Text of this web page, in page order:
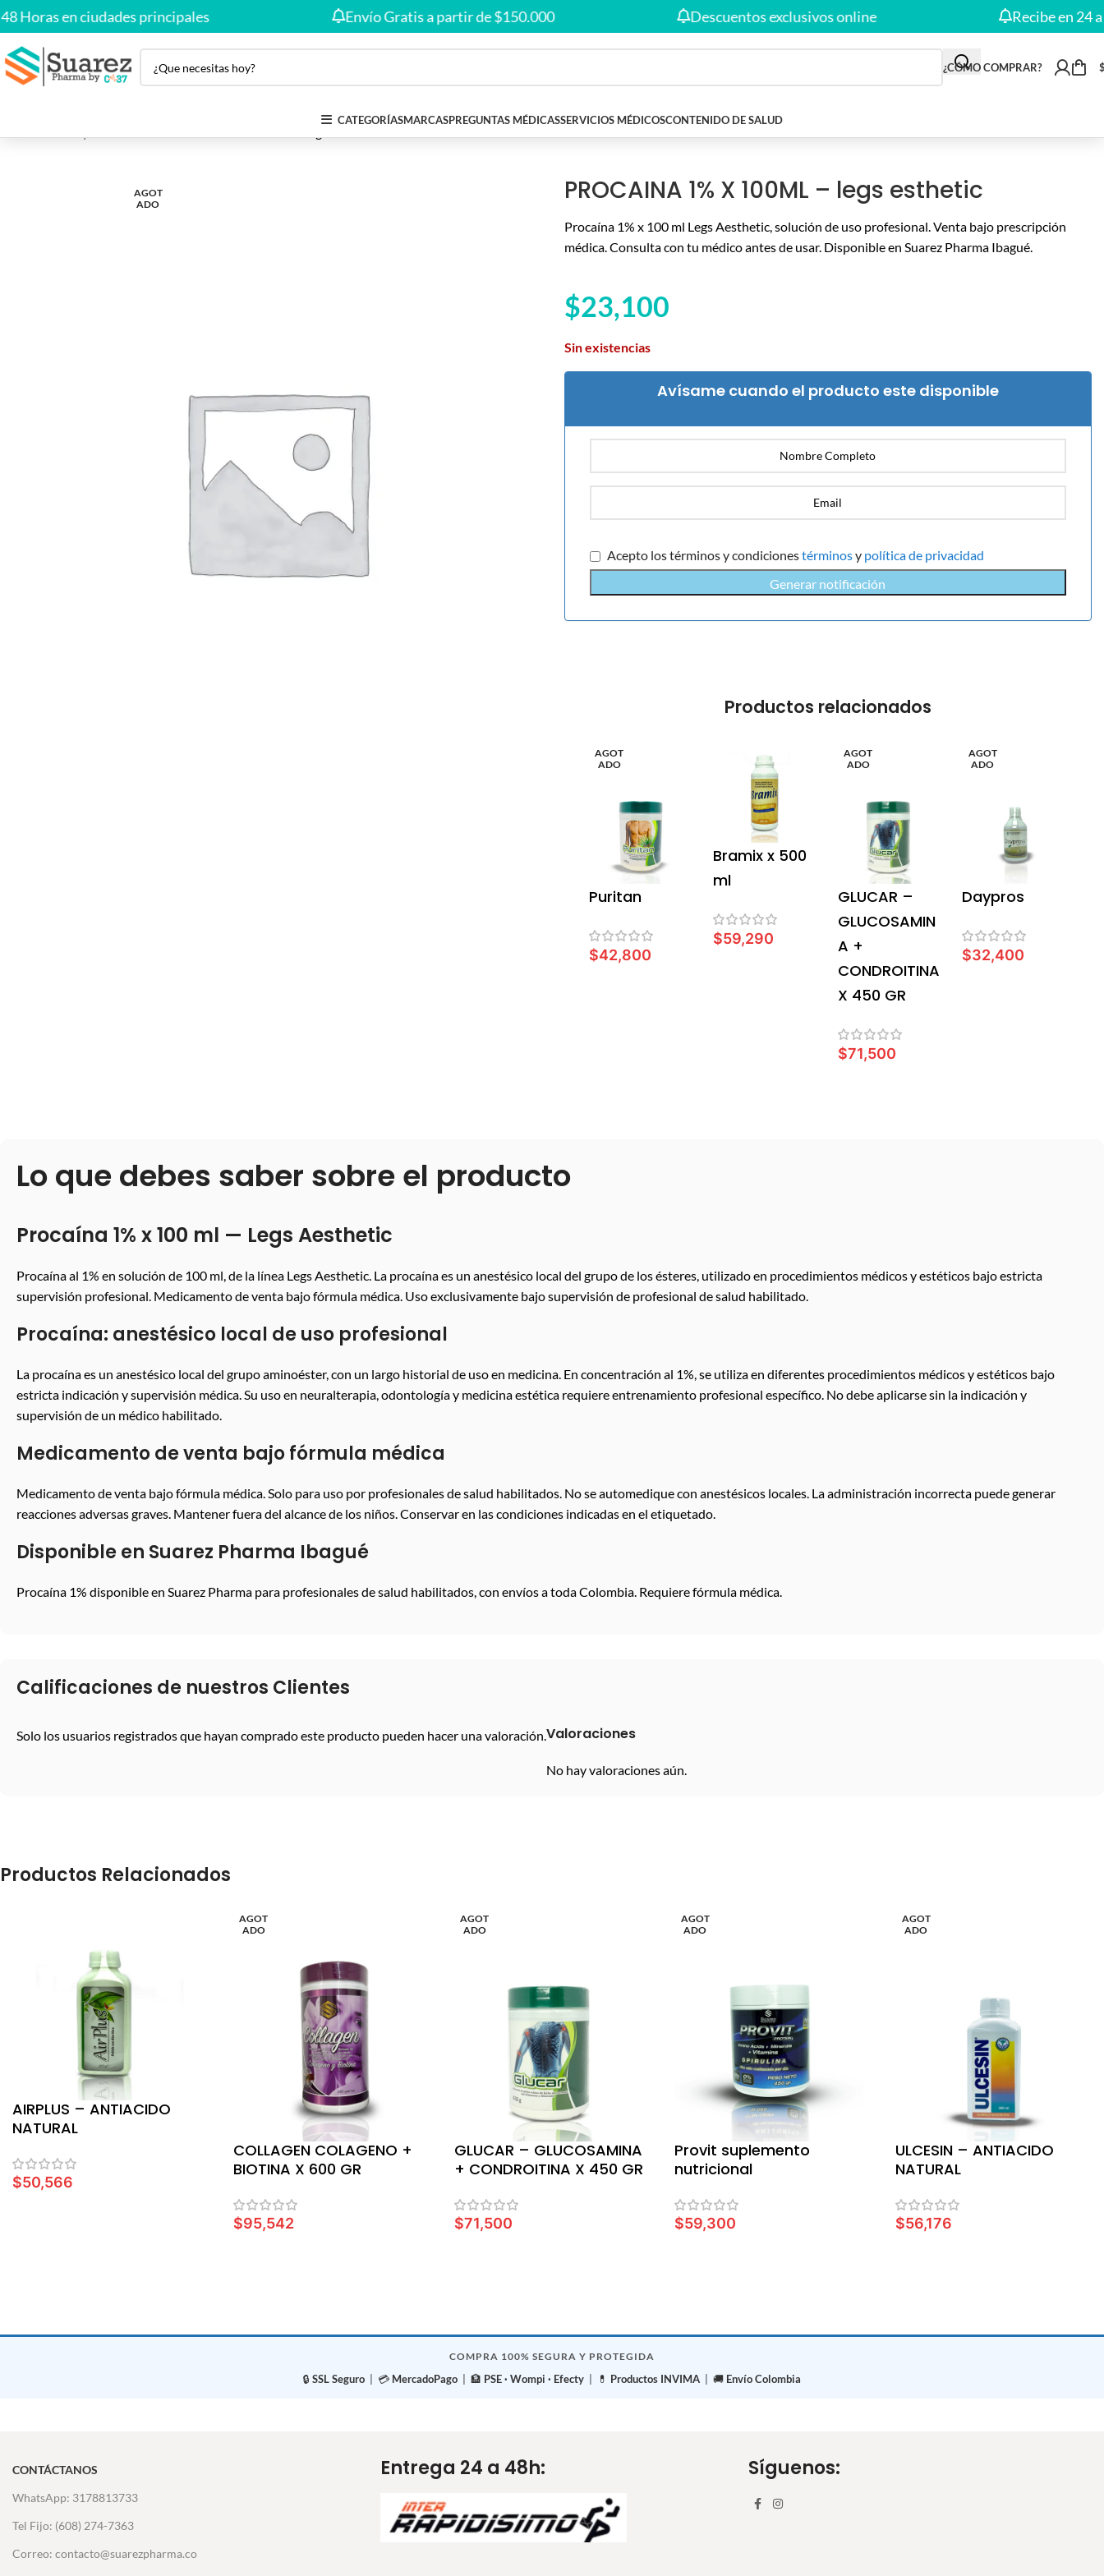
en ciudades principales Envío Gratis a partir de $150.000 Descuentos exclusivos online Recibe en 24 a 48
¿CÓMO COMPRAR?
CATEGORÍASMARCASPREGUNTAS MÉDICASSERVICIOS MÉDICOSCONTENIDO DE SALUD
AGOT
ADO
PROCAINA 1% X 100ML – legs esthetic
Procaína 1% x 100 ml Legs Aesthetic, solución de uso profesional. Venta bajo prescripción
médica. Consulta con tu médico antes de usar. Disponible en Suarez Pharma Ibagué.
$23,100
Sin existencias
Avísame cuando el producto este disponible
Acepto los términos y condicionestérminosy política de privacidad
Generar notificación
Productos relacionados
AGOT
ADO
Puritan
$42,800
Bramix x 500
ml
$59,290
AGOT
ADO
GLUCAR –
GLUCOSAMIN
A +
CONDROITINA
X 450 GR
$71,500
AGOT
ADO
Daypros
$32,400
Lo que debes saber sobre el producto
Procaína 1% x 100 ml — Legs Aesthetic
Procaína al 1% en solución de 100 ml, de la línea Legs Aesthetic. La procaína es un anestésico local del grupo de los ésteres, utilizado en procedimientos médicos y estéticos bajo estricta
supervisión profesional. Medicamento de venta bajo fórmula médica. Uso exclusivamente bajo supervisión de profesional de salud habilitado.
Procaína: anestésico local de uso profesional
La procaína es un anestésico local del grupo aminoéster, con un largo historial de uso en medicina. En concentración al 1%, se utiliza en diferentes procedimientos médicos y estéticos bajo
estricta indicación y supervisión médica. Su uso en neuralterapia, odontología y medicina estética requiere entrenamiento profesional específico. No debe aplicarse sin la indicación y
supervisión de un médico habilitado.
Medicamento de venta bajo fórmula médica
Medicamento de venta bajo fórmula médica. Solo para uso por profesionales de salud habilitados. No se automedique con anestésicos locales. La administración incorrecta puede generar
reacciones adversas graves. Mantener fuera del alcance de los niños. Conservar en las condiciones indicadas en el etiquetado.
Disponible en Suarez Pharma Ibagué
Procaína 1% disponible en Suarez Pharma para profesionales de salud habilitados, con envíos a toda Colombia. Requiere fórmula médica.
Calificaciones de nuestros Clientes
Valoraciones
No hay valoraciones aún.
Solo los usuarios registrados que hayan comprado este producto pueden hacer una valoración.
Productos Relacionados
AIRPLUS – ANTIACIDO
NATURAL
$50,566
AGOT
ADO
COLLAGEN COLAGENO +
BIOTINA X 600 GR
$95,542
AGOT
ADO
GLUCAR – GLUCOSAMINA
+ CONDROITINA X 450 GR
$71,500
AGOT
ADO
Provit suplemento
nutricional
$59,300
AGOT
ADO
ULCESIN – ANTIACIDO
NATURAL
$56,176
COMPRA 100% SEGURA Y PROTEGIDA
🔒 SSL Seguro | 💳 MercadoPago | 🏦 PSE · Wompi · Efecty | 💊 Productos INVIMA | 🚚 Envío Colombia
CONTÁCTANOS
WhatsApp: 3178813733
Tel Fijo: (608) 274-7363
Correo: contacto@suarezpharma.co
Entrega 24 a 48h: Síguenos:
Envío gratis en compras desde